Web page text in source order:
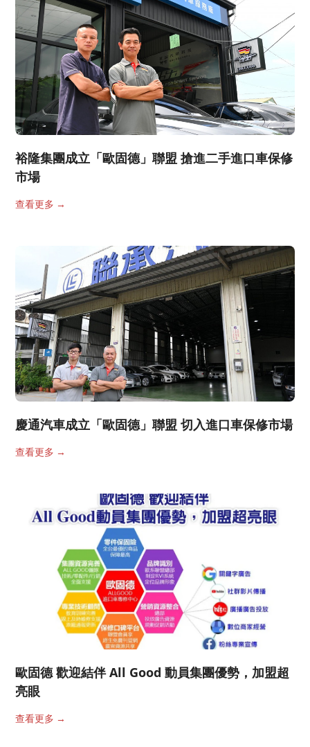
裕隆集團成立「歐固德」聯盟 搶進二手進口車保修
市場
查看更多 →
慶通汽車成立「歐固德」聯盟 切入進口車保修市場
查看更多 →
歐固德 歡迎結伴 All Good 動員集團優勢，加盟超
亮眼
查看更多 →